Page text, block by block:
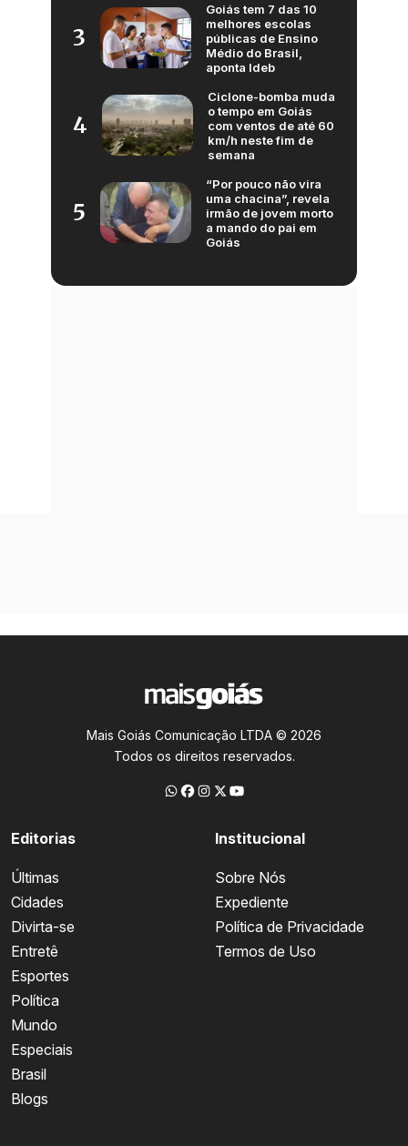
3
Goiás tem 7 das 10
melhores escolas
públicas de Ensino
Médio do Brasil,
aponta Ideb
4
Ciclone-bomba muda
o tempo em Goiás
com ventos de até 60
km/h neste fim de
semana
5
“Por pouco não vira
uma chacina”, revela
irmão de jovem morto
a mando do pai em
Goiás
Mais Goiás Comunicação LTDA © 2026
Todos os direitos reservados.
Editorias
Últimas
Cidades
Divirta-se
Entretê
Esportes
Política
Mundo
Especiais
Brasil
Blogs
Institucional
Sobre Nós
Expediente
Política de Privacidade
Termos de Uso